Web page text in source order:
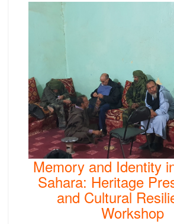
Memory and Identity
Sahara: Heritage
and Cultural
Workshop